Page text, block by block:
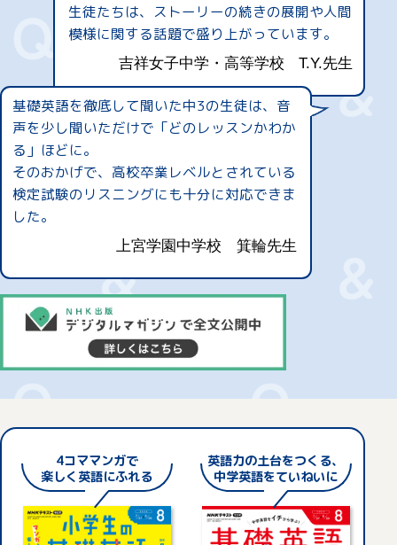
生徒たちは、ストーリーの続きの展開や人間
模様に関する話題で盛り上がっています。
吉祥女子中学・高等学校 T.Y.先生
基礎英語を徹底して聞いた中3の生徒は、音
声を少し聞いただけで「どのレッスンかわか
る」ほどに。
そのおかげで、高校卒業レベルとされている
検定試験のリスニングにも十分に対応できま
した。
上宮学園中学校 箕輪先生
4コママンガで
楽しく英語にふれる
英語力の土台をつくる、
中学英語をていねいに